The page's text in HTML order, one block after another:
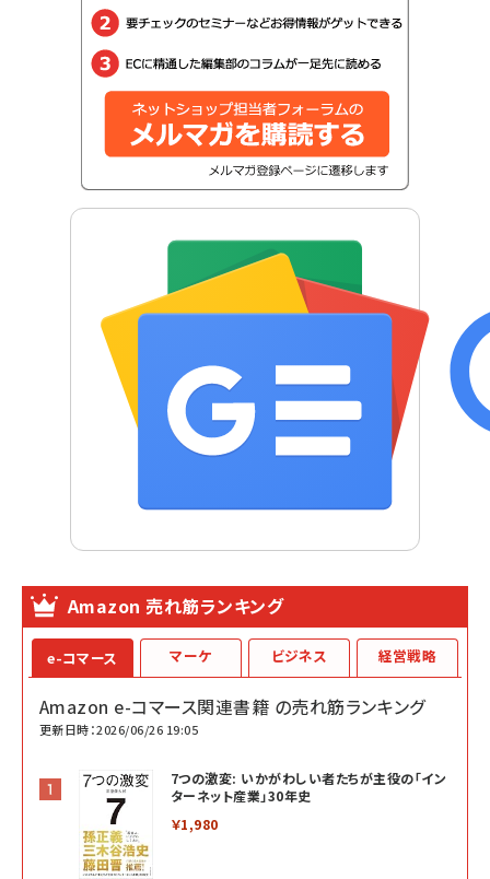
Amazon 売れ筋ランキング
e-コマース
Amazon e-コマース関連書籍 の売れ筋ランキング
更新日時：2026/06/26 19:05
7つの激変: いかがわしい者たちが主役の「イン
ターネット産業」30年史
￥1,980
マーケ ビジネス 経営戦略